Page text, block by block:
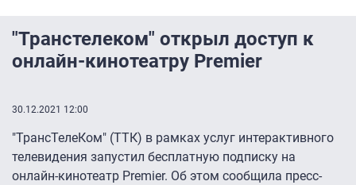
"Транстелеком" открыл доступ к
онлайн-кинотеатру Premier
30.12.2021 12:00
"ТрансТелеКом" (ТТК) в рамках услуг интерактивного
телевидения запустил бесплатную подписку на
онлайн-кинотеатр Premier. Об этом сообщила пресс-